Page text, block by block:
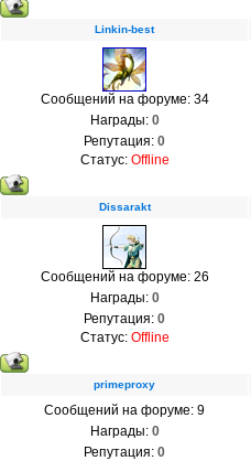
Linkin-best
Сообщений на форуме: 34
Награды: 0
Репутация: 0
Статус: Offline
Dissarakt
Сообщений на форуме: 26
Награды: 0
Репутация: 0
Статус: Offline
primeproxy
Сообщений на форуме: 9
Награды: 0
Репутация: 0